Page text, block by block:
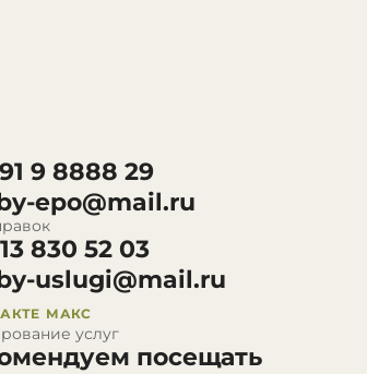
9 8888 29
epo@mail.ru
830 52 03
uslugi@mail.ru
МАКС
услуг
посещать